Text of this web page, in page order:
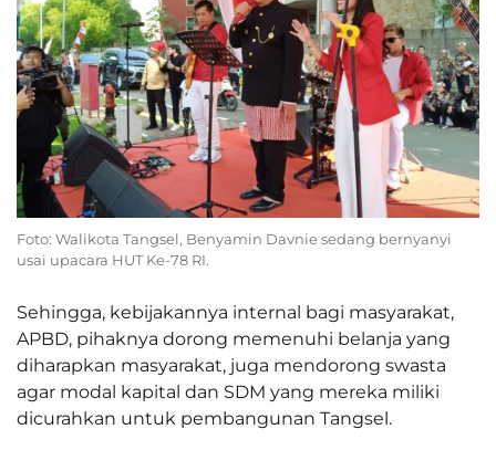
Foto: Walikota Tangsel, Benyamin Davnie sedang bernyanyi
usai upacara HUT Ke-78 RI.
Sehingga, kebijakannya internal bagi masyarakat,
APBD, pihaknya dorong memenuhi belanja yang
diharapkan masyarakat, juga mendorong swasta
agar modal kapital dan SDM yang mereka miliki
dicurahkan untuk pembangunan Tangsel.